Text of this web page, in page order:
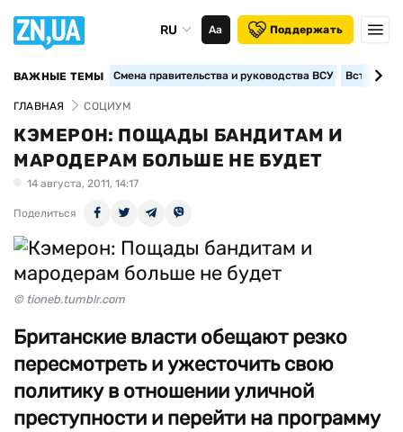
RU Аа Поддержать
ВАЖНЫЕ ТЕМЫ Смена правительства и руководства ВСУ
ГЛАВНАЯ СОЦИУМ
КЭМЕРОН: ПОЩАДЫ БАНДИТАМ И
МАРОДЕРАМ БОЛЬШЕ НЕ БУДЕТ
14 августа, 2011, 14:17
Поделиться
© tioneb.tumblr.com
Британские власти обещают резко
пересмотреть и ужесточить свою
политику в отношении уличной
преступности и перейти на программу